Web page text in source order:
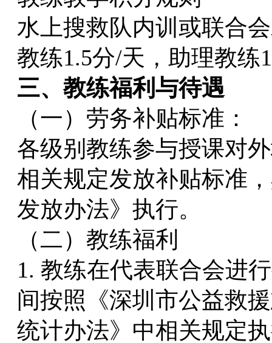
水上搜救队内训或联合
教练1.5分/天，助理教
三、教练福利与待遇
（一）劳务补贴标准：
各级别教练参与授课对
相关规定发放补贴标准
发放办法》执行。
（二）教练福利
1. 教练在代表联合会进
间按照《深圳市公益救
统计办法》中相关规定